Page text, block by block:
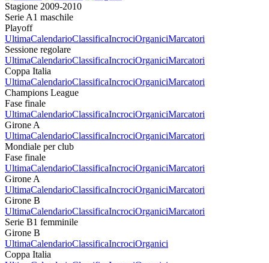
Stagione 2009-2010
Serie A1 maschile
Playoff
UltimaCalendarioClassificaIncrociOrganiciMarcatori
Sessione regolare
UltimaCalendarioClassificaIncrociOrganiciMarcatori
Coppa Italia
UltimaCalendarioClassificaIncrociOrganiciMarcatori
Champions League
Fase finale
UltimaCalendarioClassificaIncrociOrganiciMarcatori
Girone A
UltimaCalendarioClassificaIncrociOrganiciMarcatori
Mondiale per club
Fase finale
UltimaCalendarioClassificaIncrociOrganiciMarcatori
Girone A
UltimaCalendarioClassificaIncrociOrganiciMarcatori
Girone B
UltimaCalendarioClassificaIncrociOrganiciMarcatori
Serie B1 femminile
Girone B
UltimaCalendarioClassificaIncrociOrganici
Coppa Italia